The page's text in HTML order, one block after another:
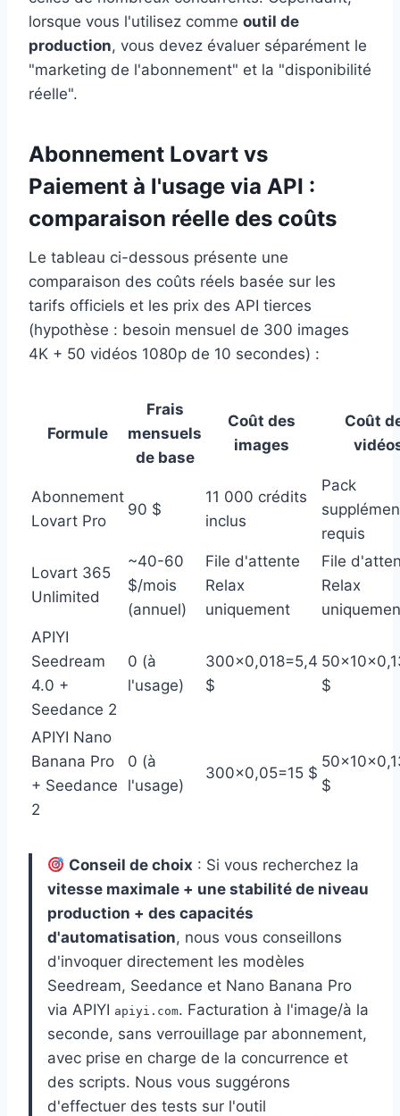
lorsque vous l'utilisez comme outil de
production, vous devez évaluer séparément le
"marketing de l'abonnement" et la "disponibilité
réelle".
Abonnement Lovart vs
Paiement à l'usage via API :
comparaison réelle des coûts
Le tableau ci-dessous présente une
comparaison des coûts réels basée sur les
tarifs officiels et les prix des API tierces
(hypothèse : besoin mensuel de 300 images
4K + 50 vidéos 1080p de 10 secondes) :
Formule
Frais
mensuels
de base
Coût des
images
Coût
Abonnement
Lovart Pro
90 $
11 000 crédits
inclus
Pack
requis
Lovart 365
Unlimited
~40-60
$/mois
(annuel)
File d'attente
Relax
uniquement
File
Relax
APIYI
Seedream
4.0 +
Seedance 2
0 (à
l'usage)
300×0,018=5,4
$
$
APIYI Nano
Banana Pro
+ Seedance
2
0 (à
l'usage)
300×0,05=15 $
$
Conseil de choix : Si vous recherchez la
vitesse maximale + une stabilité de niveau
production + des capacités
d'automatisation, nous vous conseillons
d'invoquer directement les modèles
Seedream, Seedance et Nano Banana Pro
via APIYI apiyi.com. Facturation à l'image/à la
seconde, sans verrouillage par abonnement,
avec prise en charge de la concurrence et
des scripts. Nous vous suggérons
d'effectuer des tests sur l'outil